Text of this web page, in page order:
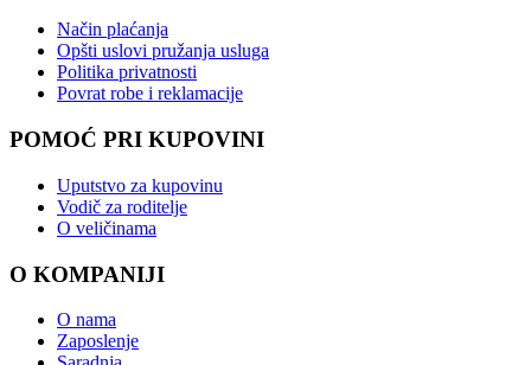
Način plaćanja
Opšti uslovi pružanja usluga
Politika privatnosti
Povrat robe i reklamacije
POMOĆ PRI KUPOVINI
Uputstvo za kupovinu
Vodič za roditelje
O veličinama
O KOMPANIJI
O nama
Zaposlenje